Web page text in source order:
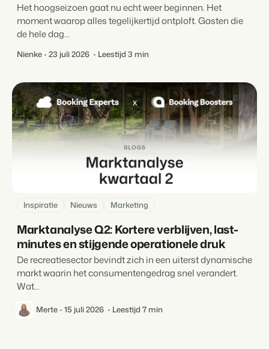
Het hoogseizoen gaat nu echt weer beginnen. Het
moment waarop alles tegelijkertijd ontploft. Gasten die
de hele dag...
Nienke 23 juli 2026 Leestijd 3 min
Inspiratie Nieuws Marketing
Marktanalyse Q2: Kortere verblijven, last-
minutes en stijgende operationele druk
De recreatiesector bevindt zich in een uiterst dynamische
markt waarin het consumentengedrag snel verandert.
Wat...
Merte 15 juli 2026 Leestijd 7 min